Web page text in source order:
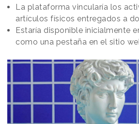
La plataforma vincularía los
artículos físicos entregados a
Estaría disponible inicialmente
como una pestaña en el sitio